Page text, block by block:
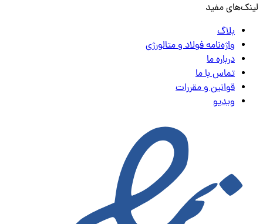
لینک‌های مفید
بلاگ
واژه‌نامه فولاد و متالورژی
درباره ما
تماس با ما
قوانین و مقررات
ویدیو